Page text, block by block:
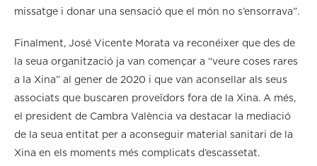
missatge i donar una sensació que el món no s’ensorrava”.
Finalment, José Vicente Morata va reconéixer que des de
la seua organització ja van començar a “veure coses rares
a la Xina” al gener de 2020 i que van aconsellar als seus
associats que buscaren proveïdors fora de la Xina. A més,
el president de Cambra València va destacar la mediació
de la seua entitat per a aconseguir material sanitari de la
Xina en els moments més complicats d’escassetat.